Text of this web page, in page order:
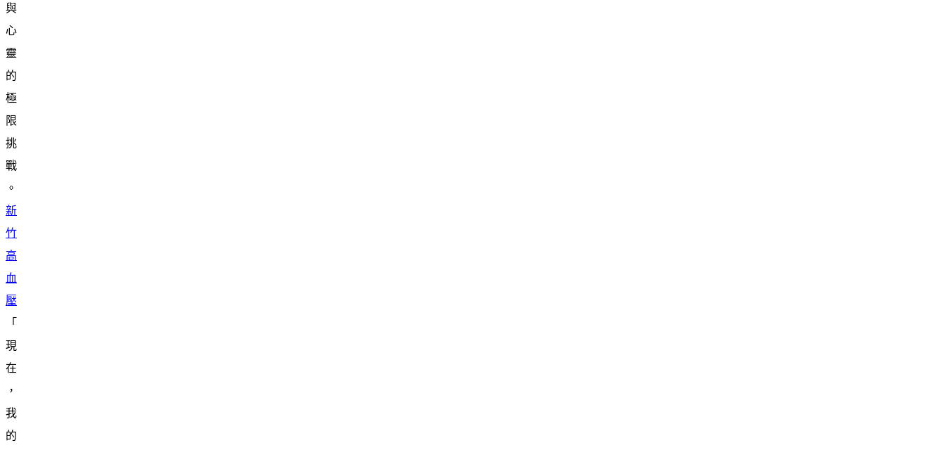
與
心
靈
的
極
限
挑
戰
。
新
竹
高
血
壓
「
現
在
，
我
的